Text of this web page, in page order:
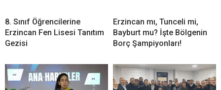
8. Sınıf Öğrencilerine
Erzincan Fen Lisesi Tanıtım
Gezisi
Erzincan mı, Tunceli mi,
Bayburt mu? İşte Bölgenin
Borç Şampiyonları!